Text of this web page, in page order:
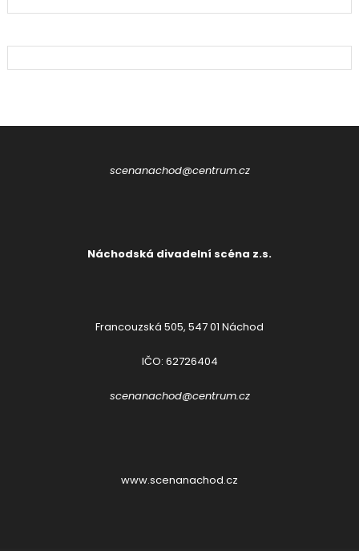
scenanachod@centrum.cz
Náchodská divadelní scéna z.s.
Francouzská 505, 547 01 Náchod
IČO: 62726404
scenanachod@centrum.cz
www.scenanachod.cz